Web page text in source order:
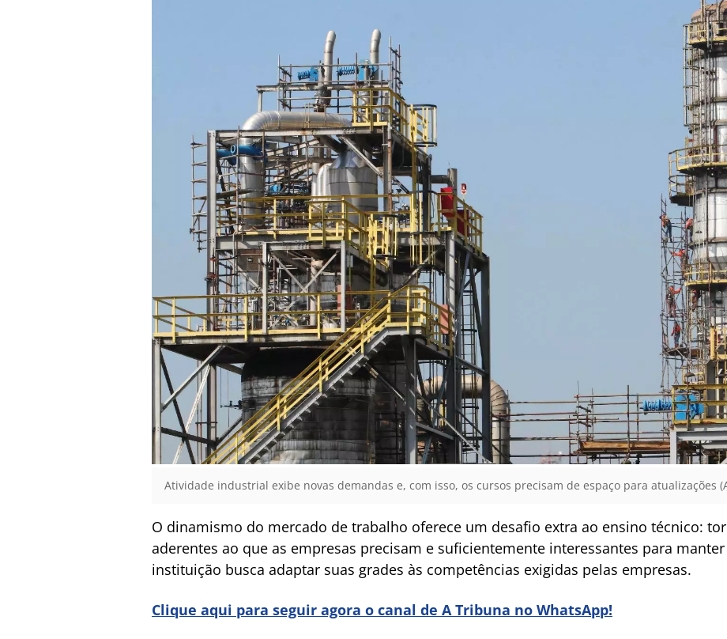
Atividade industrial exibe novas demandas e, com isso, os cursos precisam de espaço para atualizações
O dinamismo do mercado de trabalho oferece um desafio extra ao ensino técnico:
aderentes ao que as empresas precisam e suficientemente interessantes para
instituição busca adaptar suas grades às competências exigidas pelas empresas.
Clique aqui para seguir agora o canal de A Tribuna no WhatsApp!